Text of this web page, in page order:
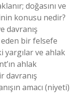
doğasını ve
konusu nedir?
davranış
eden bir felsefe
yargılar ve ahlak
ahlak
davranış
amacı (niyeti)